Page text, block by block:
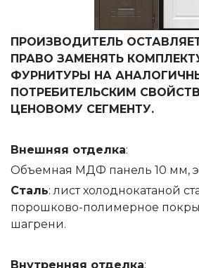
ПРОИЗВОДИТЕЛЬ
ПРАВО ЗАМЕНЯТЬ
ФУРНИТУРЫ НА
ПОТРЕБИТЕЛЬСКИМ
ЦЕНОВОМУ СЕГМЕНТУ.
Внешняя отделка:
Объемная МДФ панель 10 мм,
Сталь: лист холоднокатаной
порошково-полимерное
шагрени.
Внутренняя отделка: